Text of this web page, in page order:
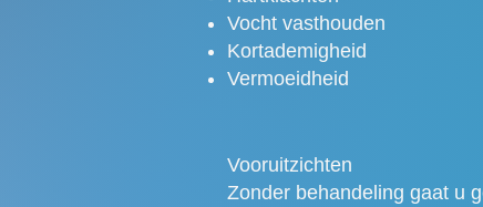
Vocht vasthouden
Kortademigheid
Vermoeidheid
Vooruitzichten
Zonder behandeling gaat u